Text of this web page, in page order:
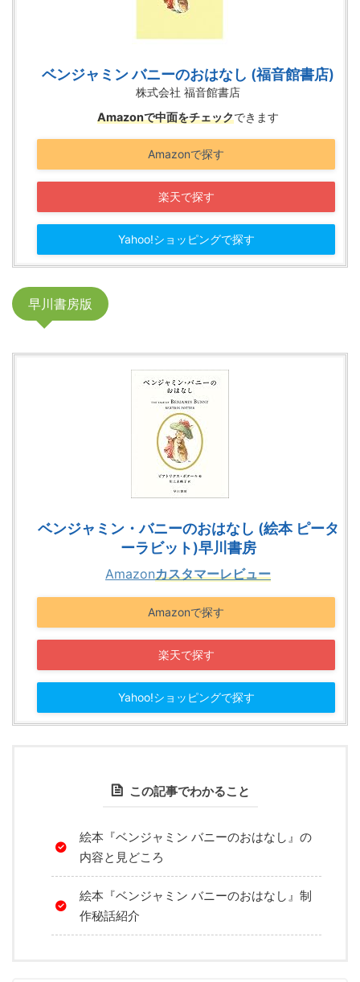
ベンジャミン バニーのおはなし (福音館書店)
株式会社 福音館書店
Amazonで中面をチェックできます
Amazonで探す
楽天で探す
Yahoo!ショッピングで探す
早川書房版
ベンジャミン・バニーのおはなし (絵本 ピータ
ーラビット)早川書房
Amazonカスタマーレビュー
Amazonで探す
楽天で探す
Yahoo!ショッピングで探す
この記事でわかること
絵本『ベンジャミン バニーのおはなし』の
内容と見どころ
絵本『ベンジャミン バニーのおはなし』制
作秘話紹介